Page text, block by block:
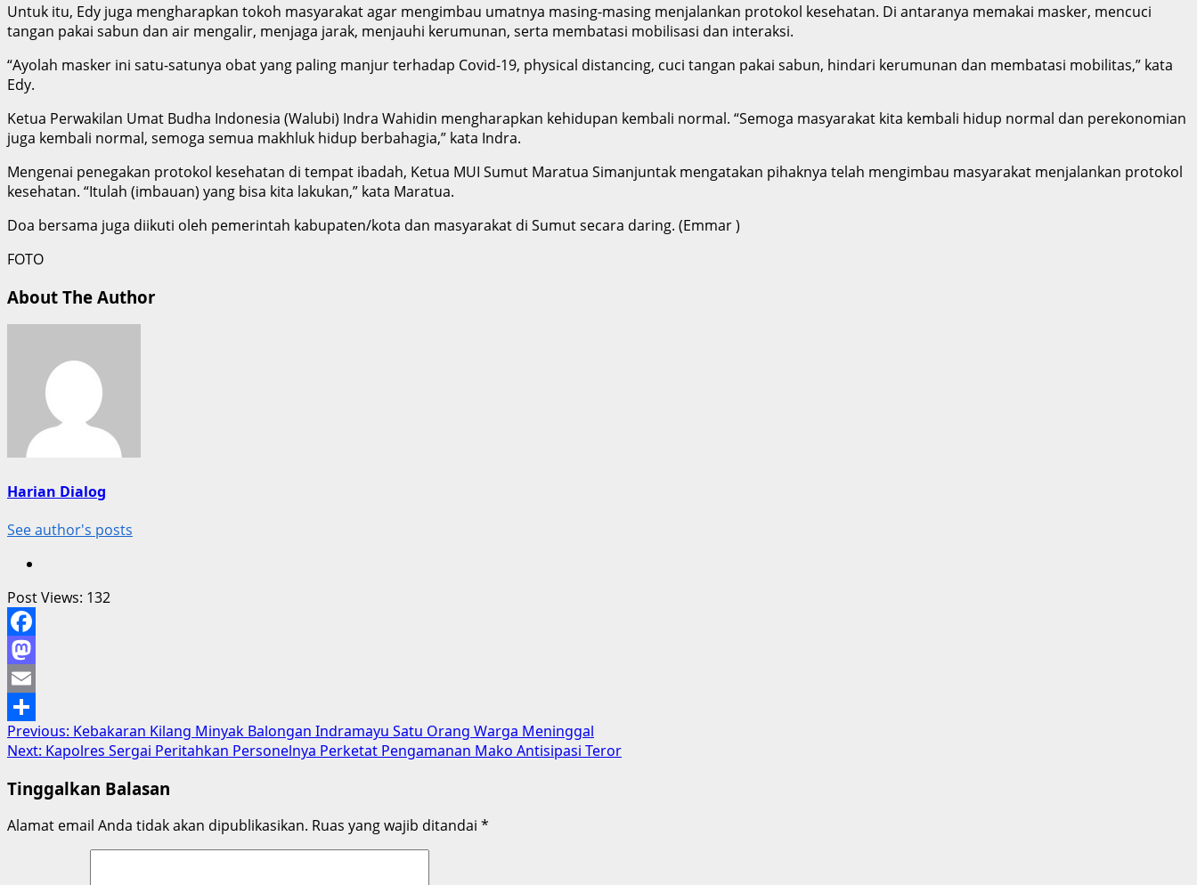
Untuk itu, Edy juga mengharapkan tokoh masyarakat agar mengimbau umatnya masing-masing menjalankan protokol kesehatan. Di antaranya memakai masker, mencuci
tangan pakai sabun dan air mengalir, menjaga jarak, menjauhi kerumunan, serta membatasi mobilisasi dan interaksi.
“Ayolah masker ini satu-satunya obat yang paling manjur terhadap Covid-19, physical distancing, cuci tangan pakai sabun, hindari kerumunan dan membatasi mobilitas,” kata
Edy.
Ketua Perwakilan Umat Budha Indonesia (Walubi) Indra Wahidin mengharapkan kehidupan kembali normal. “Semoga masyarakat kita kembali hidup normal dan perekonomian
juga kembali normal, semoga semua makhluk hidup berbahagia,” kata Indra.
Mengenai penegakan protokol kesehatan di tempat ibadah, Ketua MUI Sumut Maratua Simanjuntak mengatakan pihaknya telah mengimbau masyarakat menjalankan protokol
kesehatan. “Itulah (imbauan) yang bisa kita lakukan,” kata Maratua.
Doa bersama juga diikuti oleh pemerintah kabupaten/kota dan masyarakat di Sumut secara daring. (Emmar )
FOTO
About The Author
Harian Dialog
See author's posts
Post Views: 132
Facebook
Mastodon
Email
Share
Post
navigation
Previous: Kebakaran Kilang Minyak Balongan Indramayu Satu Orang Warga Meninggal
Next: Kapolres Sergai Peritahkan Personelnya Perketat Pengamanan Mako Antisipasi Teror
Tinggalkan Balasan
Alamat email Anda tidak akan dipublikasikan. Ruas yang wajib ditandai *